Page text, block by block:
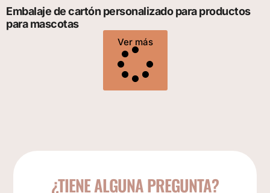
Embalaje de cartón personalizado para productos
para mascotas
Ver más
¿TIENE ALGUNA PREGUNTA?